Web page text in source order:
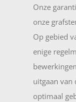
Onze
onze
Op gebied
enige
uitgaan van
optimaal